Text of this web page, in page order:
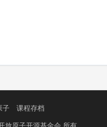
子 课程存档
放原子开源基金会 所有